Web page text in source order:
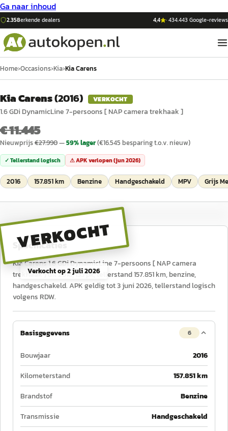
Ga naar inhoud
2.358erkende dealers 4,4 ·434.443Google-reviews
Home›Occasions›Kia›Kia Carens
Kia Carens(2016) VERKOCHT
1.6 GDi DynamicLine 7-persoons [ NAP camera trekhaak ]
€ 11.445
Nieuwprijs€27.990—59% lager(€16.545 besparing t.o.v. nieuw)
✓ Tellerstand logisch ⚠ APK verlopen (jun 2026)
2016 157.851 km Benzine Handgeschakeld MPV Grijs
VERKOCHT
Verkocht op2 juli 2026
Specificaties
Kia Carens 1.6 GDi DynamicLine 7-persoons [ NAP camera
trekhaak ] uit 2016, 135 pk, tellerstand 157.851 km, benzine,
handgeschakeld. APK geldig tot 3 juni 2026, tellerstand logisch
volgens RDW.
Basisgegevens 6
Bouwjaar
2016
Kilometerstand
157.851 km
Brandstof
Benzine
Transmissie
Handgeschakeld